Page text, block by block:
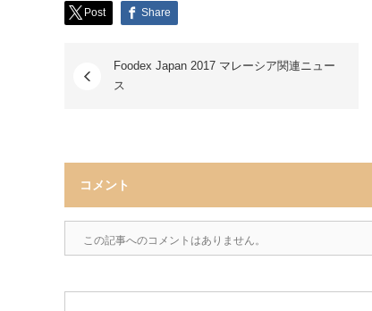
Post Share
Foodex Japan 2017 マレーシア関連ニュー
ス
コメント
この記事へのコメントはありません。